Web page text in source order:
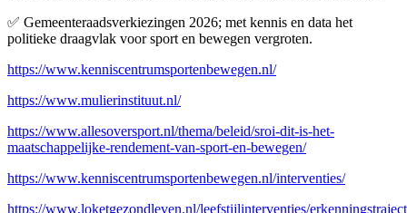
✅ Gemeenteraadsverkiezingen 2026; met kennis en data het
politieke draagvlak voor sport en bewegen vergroten.
https://www.kenniscentrumsportenbewegen.nl/
https://www.mulierinstituut.nl/
https://www.allesoversport.nl/thema/beleid/sroi-dit-is-het-
maatschappelijke-rendement-van-sport-en-bewegen/
https://www.kenniscentrumsportenbewegen.nl/interventies/
https://www.loketgezondleven.nl/leefstijlinterventies/erkenningstraject